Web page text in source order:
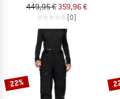
449,95 € 359,96 €
(0)
22%